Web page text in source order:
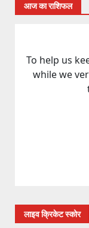
आज का राशिफल
लाइव क्रिकेट स्कोर